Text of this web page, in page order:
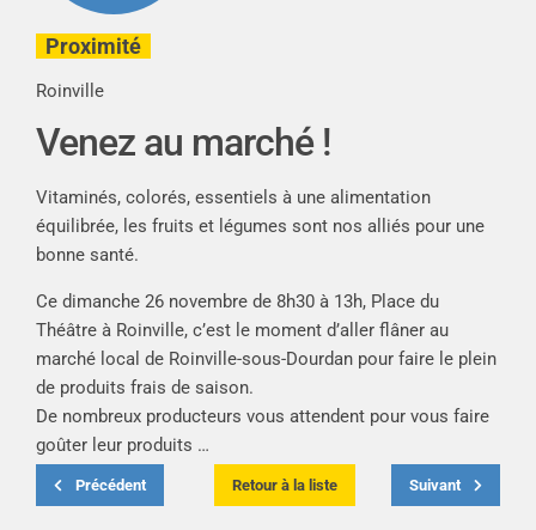
Proximité
Roinville
Venez au marché !
Vitaminés, colorés, essentiels à une alimentation
équilibrée, les fruits et légumes sont nos alliés pour une
bonne santé.
Ce dimanche 26 novembre de 8h30 à 13h, Place du
Théâtre à Roinville, c’est le moment d’aller flâner au
marché local de Roinville-sous-Dourdan pour faire le plein
de produits frais de saison.
De nombreux producteurs vous attendent pour vous faire
goûter leur produits …
Précédent Retour à la liste Suivant